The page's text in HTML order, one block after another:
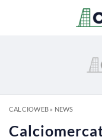
CALCIOWEB» NEWS